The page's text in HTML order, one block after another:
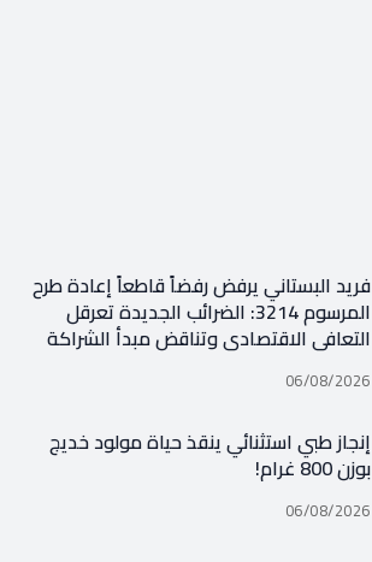
فريد البستاني يرفض رفضاً قاطعاً إعادة طرح
المرسوم 3214: الضرائب الجديدة تعرقل
التعافي الاقتصادي وتناقض مبدأ الشراكة
06/08/2026
إنجاز طبي استثنائي ينقذ حياة مولود خديج
بوزن 800 غرام!
06/08/2026